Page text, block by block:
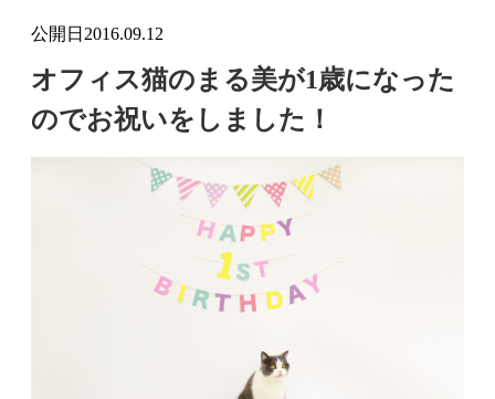
公開日 2016.09.12
オフィス猫のまる美が1歳になった
のでお祝いをしました！